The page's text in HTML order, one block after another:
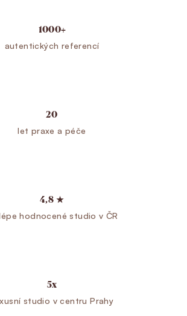
1000+
autentických referencí
20
let praxe a péče
4,8 ★
hodnocené studio v ČR
5x
studio v centru Prahy